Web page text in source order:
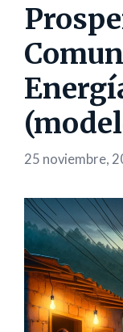
25 noviembre,